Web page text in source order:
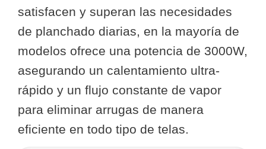
satisfacen y superan las necesidades
de planchado diarias, en la mayoría de
modelos ofrece una potencia de 3000W,
asegurando un calentamiento ultra-
rápido y un flujo constante de vapor
para eliminar arrugas de manera
eficiente en todo tipo de telas.